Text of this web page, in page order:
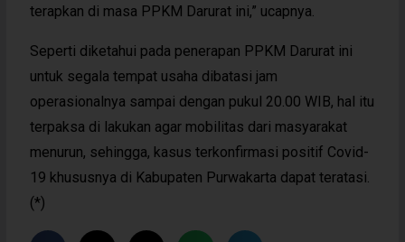
terapkan di masa PPKM Darurat ini,” ucapnya.
Seperti diketahui pada penerapan PPKM Darurat ini
untuk segala tempat usaha dibatasi jam
operasionalnya sampai dengan pukul 20.00 WIB, hal itu
terpaksa di lakukan agar mobilitas dari masyarakat
menurun, sehingga, kasus terkonfirmasi positif Covid-
19 khususnya di Kabupaten Purwakarta dapat teratasi.
(*)